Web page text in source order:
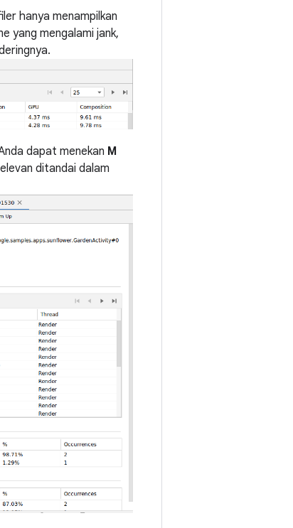
hanya menampilkan
yang mengalami jank,
dapat menekan M
ditandai dalam